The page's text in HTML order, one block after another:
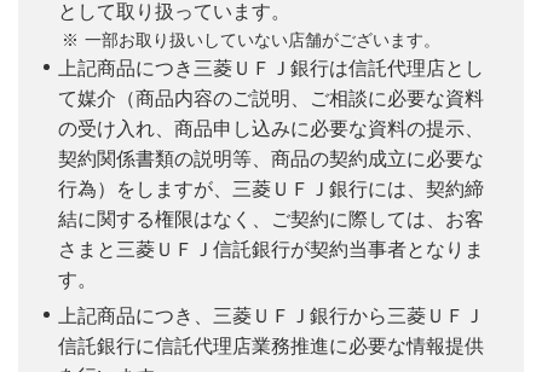
として取り扱っています。
一部お取り扱いしていない店舗がございます。
上記商品につき三菱ＵＦＪ銀行は信託代理店とし
て媒介（商品内容のご説明、ご相談に必要な資料
の受け入れ、商品申し込みに必要な資料の提示、
契約関係書類の説明等、商品の契約成立に必要な
行為）をしますが、三菱ＵＦＪ銀行には、契約締
結に関する権限はなく、ご契約に際しては、お客
さまと三菱ＵＦＪ信託銀行が契約当事者となりま
す。
上記商品につき、三菱ＵＦＪ銀行から三菱ＵＦＪ
信託銀行に信託代理店業務推進に必要な情報提供